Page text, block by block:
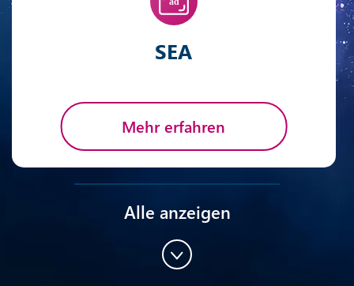
SEA
Mehr erfahren
Alle anzeigen